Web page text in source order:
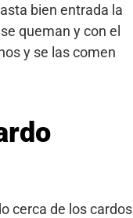
bien entrada la
queman y con el
y se las comen
cerca de los cardos